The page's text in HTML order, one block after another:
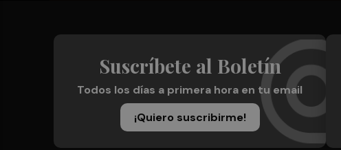
Suscríbete al Boletín
Todos los días a primera hora en tu email
¡Quiero suscribirme!